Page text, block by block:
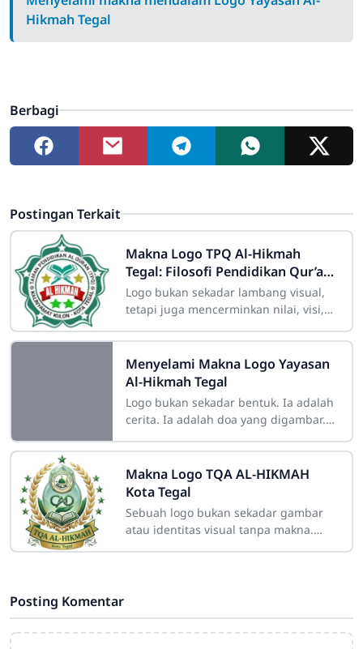
Hikmah Tegal
Berbagi
Postingan Terkait
Makna Logo TPQ Al-Hikmah
Tegal: Filosofi Pendidikan Qur’ani
yang Mendalam
Logo bukan sekadar lambang visual,
tetapi juga mencerminkan nilai, visi,
Begitu pula dengan logo TPQ
Menyelami Makna Logo Yayasan
Al-Hikmah Tegal
Logo bukan sekadar bentuk. Ia adalah
cerita. Ia adalah doa yang digambar.
simbol pada logo Yayasan
Makna Logo TQA AL-HIKMAH
Kota Tegal
Sebuah logo bukan sekadar gambar
atau identitas visual tanpa makna.
Posting Komentar